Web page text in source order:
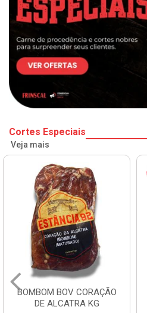
Cortes Especiais
Veja mais
BOMBOM BOV CORAÇÃO
DE ALCATRA KG